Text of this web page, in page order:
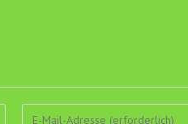
Gib